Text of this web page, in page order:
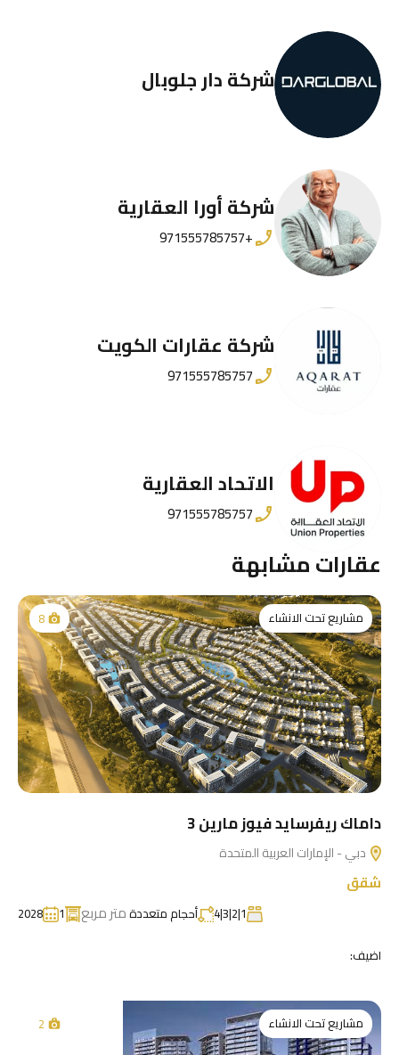
شركة دار جلوبال
شركة أورا العقارية
+971555785757
شركة عقارات الكويت
971555785757
الاتحاد العقارية
971555785757
عقارات مشابهة
مشاريع تحت الانشاء 8
داماك ريفرسايد فيوز مارين 3
دبي - الإمارات العربية المتحدة
شقق
1|2|3|4 أحجام متعددةمتر مربع 1
2028
اضيف:
مشاريع تحت الانشاء 2